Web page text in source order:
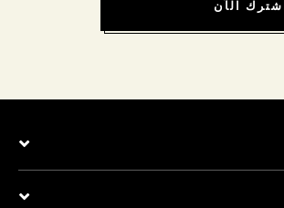
اشترك الآن